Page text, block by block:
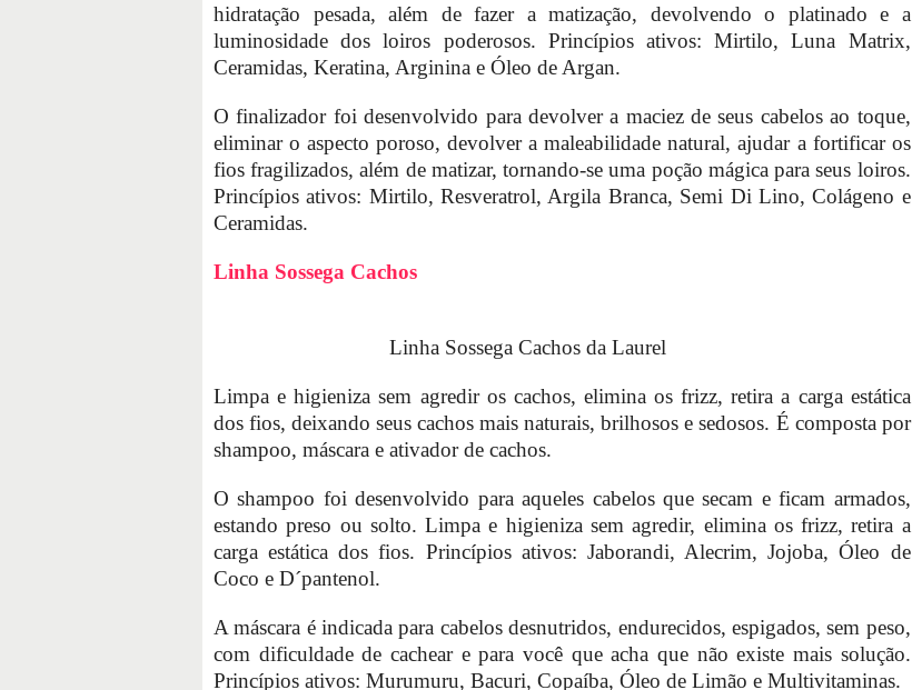
hidratação pesada, além de fazer a matização, devolvendo o platinado e a
luminosidade dos loiros poderosos. Princípios ativos: Mirtilo, Luna Matrix,
Ceramidas, Keratina, Arginina e Óleo de Argan.
O finalizador foi desenvolvido para devolver a maciez de seus cabelos ao toque,
eliminar o aspecto poroso, devolver a maleabilidade natural, ajudar a fortificar os
fios fragilizados, além de matizar, tornando-se uma poção mágica para seus loiros.
Princípios ativos: Mirtilo, Resveratrol, Argila Branca, Semi Di Lino, Colágeno e
Ceramidas.
Linha Sossega Cachos
Linha Sossega Cachos da Laurel
Limpa e higieniza sem agredir os cachos, elimina os frizz, retira a carga estática
dos fios, deixando seus cachos mais naturais, brilhosos e sedosos. É composta por
shampoo, máscara e ativador de cachos.
O shampoo foi desenvolvido para aqueles cabelos que secam e ficam armados,
estando preso ou solto. Limpa e higieniza sem agredir, elimina os frizz, retira a
carga estática dos fios. Princípios ativos: Jaborandi, Alecrim, Jojoba, Óleo de
Coco e D´pantenol.
A máscara é indicada para cabelos desnutridos, endurecidos, espigados, sem peso,
com dificuldade de cachear e para você que acha que não existe mais solução.
Princípios ativos: Murumuru, Bacuri, Copaíba, Óleo de Limão e Multivitaminas.